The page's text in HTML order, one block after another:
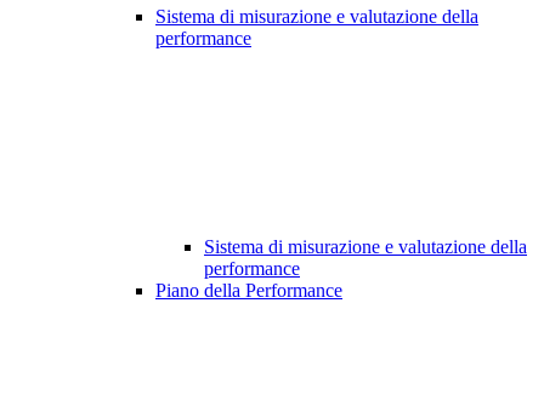
Sistema di misurazione e valutazione della
performance
Sistema di misurazione e valutazione della
performance
Piano della Performance